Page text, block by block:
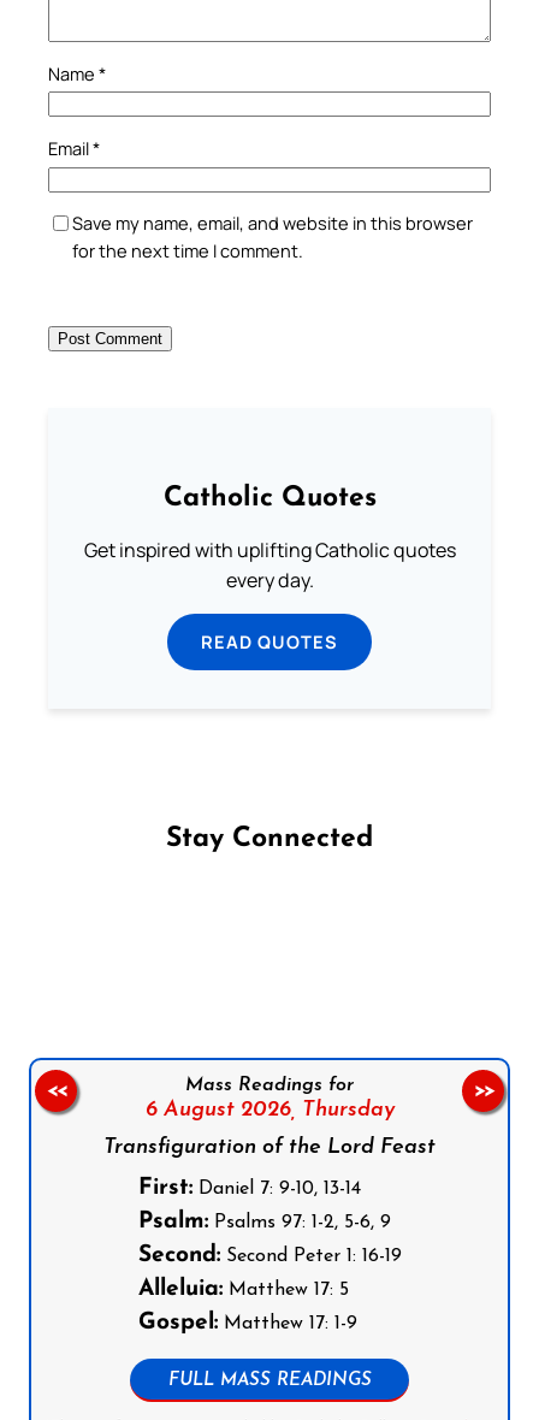
Name *
Email*
Save my name, email, and website in this browser
for the next time I comment.
Catholic Quotes
Get inspired with uplifting Catholic quotes
every day.
READ QUOTES
Stay Connected
Mass Readings for
6 August 2026,
Thursday
Transfiguration of the Lord Feast
First:Daniel 7: 9-10, 13-14
Psalm:Psalms 97: 1-2, 5-6, 9
Second:Second Peter 1: 16-19
Alleluia:Matthew 17: 5
Gospel:Matthew 17: 1-9
FULL MASS READINGS
<< >>